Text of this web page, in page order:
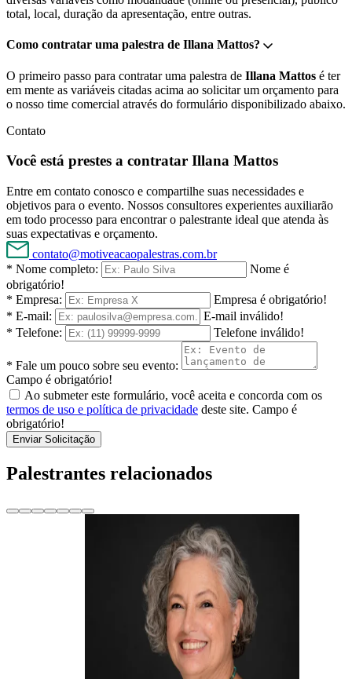
total, local, duração da apresentação, entre outras.
Como contratar uma palestra de Illana Mattos?
O primeiro passo para contratar uma palestra de Illana Mattos é ter
em mente as variáveis citadas acima ao solicitar um orçamento para
o nosso time comercial através do formulário disponibilizado abaixo.
Contato
Você está prestes a contratar Illana Mattos
Entre em contato conosco e compartilhe suas necessidades e
objetivos para o evento. Nossos consultores experientes auxiliarão
em todo processo para encontrar o palestrante ideal que atenda às
suas expectativas e orçamento.
contato@motiveacaopalestras.com.br
* Nome completo:
Nome é
obrigatório!
* Empresa:
Empresa é obrigatório!
* E-mail:
E-mail inválido!
* Telefone:
Telefone inválido!
* Fale um pouco sobre seu evento:
Campo é obrigatório!
Ao submeter este formulário, você aceita e concorda com os
termos de uso e política de privacidade deste site. Campo é
obrigatório!
Enviar Solicitação
Palestrantes relacionados